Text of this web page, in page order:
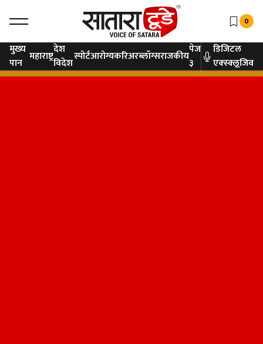
0
मुख्य
पान महाराष्ट्रदेश
विदेशस्पोर्टआरोग्यकरिअरब्लॉग्सराजकीयपेज
३
डिजिटल
एक्स्क्लूजिव